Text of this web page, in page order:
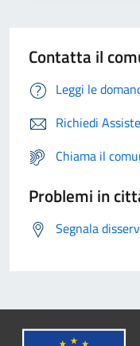
Contatta il
Leggi le
Richiedi
Chiama il
Problemi in
Segnala